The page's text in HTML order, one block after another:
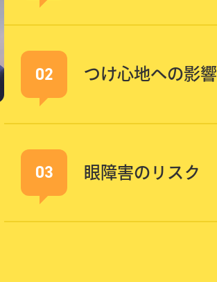
02 つけ心地への影響
03 眼障害のリスク